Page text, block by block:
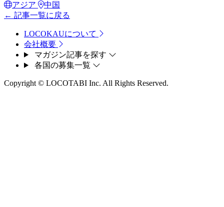
アジア
中国
← 記事一覧に戻る
LOCOKAUについて
会社概要
マガジン記事を探す
各国の募集一覧
Copyright © LOCOTABI Inc. All Rights Reserved.